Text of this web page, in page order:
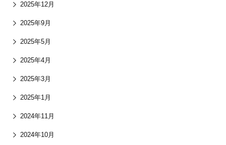
2025年12月
2025年9月
2025年5月
2025年4月
2025年3月
2025年1月
2024年11月
2024年10月